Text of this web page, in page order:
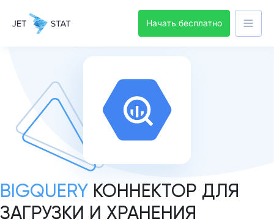
Начать бесплатно
BIGQUERY КОННЕКТОР ДЛЯ
ЗАГРУЗКИ И ХРАНЕНИЯ